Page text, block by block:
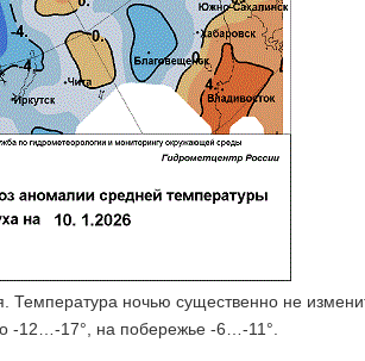
Температура ночью существенно не
-12…-17°, на побережье -6…-11°.